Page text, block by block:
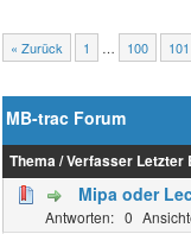
« Zurück 1 … 100 101
MB-trac Forum
Thema /Verfasser Letzter
Mipa oder
0